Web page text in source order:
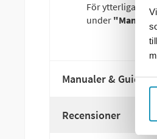
För ytterligare
under
Manualer & Guider
Recensioner